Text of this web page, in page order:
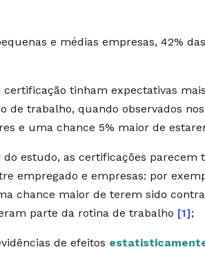
e médias empresas, 42%
tinham expectativas
de trabalho, quando observados
e uma chance 5% maior de
estudo, as certificações parecem
empregado e empresas: por
chance maior de terem sido
parte da rotina de trabalho [1];
de efeitos